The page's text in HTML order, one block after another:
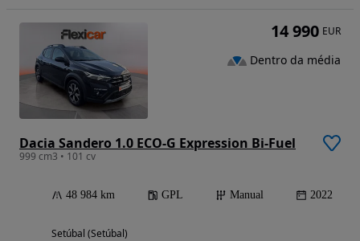
Dacia Sandero 1.0 ECO-G Expression Bi-Fuel
999 cm3 • 101 cv
48 984 km GPL Manual 2022
Setúbal (Setúbal)
14 990 EUR
Dentro da média